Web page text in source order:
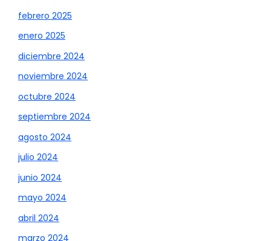
febrero 2025
enero 2025
diciembre 2024
noviembre 2024
octubre 2024
septiembre 2024
agosto 2024
julio 2024
junio 2024
mayo 2024
abril 2024
marzo 2024